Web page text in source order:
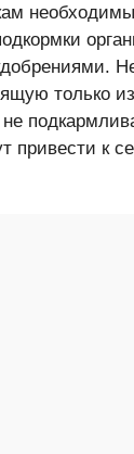
только
привести к